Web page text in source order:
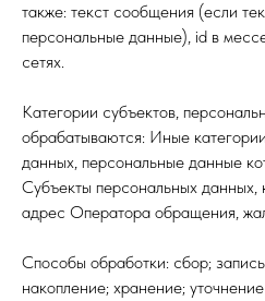
также: текст сообщения (если
персональные данные), id в
сетях.
Категории субъектов,
обрабатываются: Иные
данных, персональные данные
Субъекты персональных данных,
адрес Оператора обращения,
Способы обработки: сбор;
накопление; хранение;